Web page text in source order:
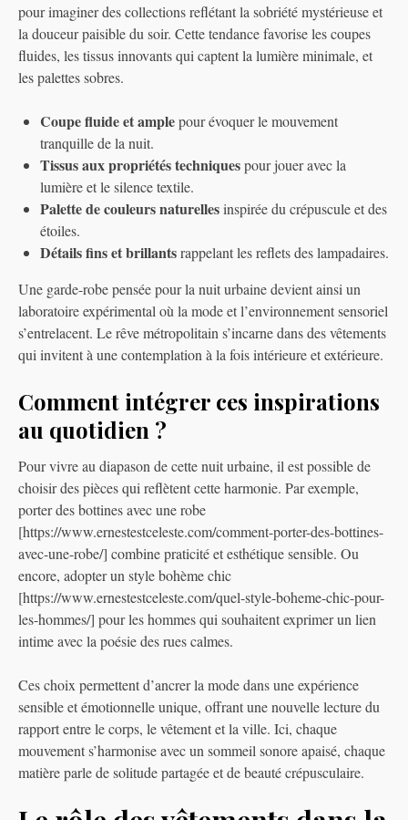
pour imaginer des collections reflétant la sobriété mystérieuse et
la douceur paisible du soir. Cette tendance favorise les coupes
fluides, les tissus innovants qui captent la lumière minimale, et
les palettes sobres.
Coupe fluide et amplepour évoquer le mouvement
tranquille de la nuit.
Tissus aux propriétés techniquespour jouer avec la
lumière et le silence textile.
Palette de couleurs naturellesinspirée du crépuscule et des
étoiles.
Détails fins et brillantsrappelant les reflets des lampadaires.
Une garde-robe pensée pour la nuit urbaine devient ainsi un
laboratoire expérimental où la mode et l’environnement sensoriel
s’entrelacent. Le rêve métropolitain s’incarne dans des vêtements
qui invitent à une contemplation à la fois intérieure et extérieure.
Comment intégrer ces inspirations
au quotidien ?
Pour vivre au diapason de cette nuit urbaine, il est possible de
choisir des pièces qui reflètent cette harmonie. Par exemple,
porter des bottines avec une robe
[https://www.ernestestceleste.com/comment-porter-des-bottines-
avec-une-robe/] combine praticité et esthétique sensible. Ou
encore, adopter un style bohème chic
[https://www.ernestestceleste.com/quel-style-boheme-chic-pour-
les-hommes/] pour les hommes qui souhaitent exprimer un lien
intime avec la poésie des rues calmes.
Ces choix permettent d’ancrer la mode dans une expérience
sensible et émotionnelle unique, offrant une nouvelle lecture du
rapport entre le corps, le vêtement et la ville. Ici, chaque
mouvement s’harmonise avec un sommeil sonore apaisé, chaque
matière parle de solitude partagée et de beauté crépusculaire.